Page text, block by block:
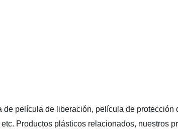
película de liberación, película de protección
Productos plásticos relacionados, nuestros